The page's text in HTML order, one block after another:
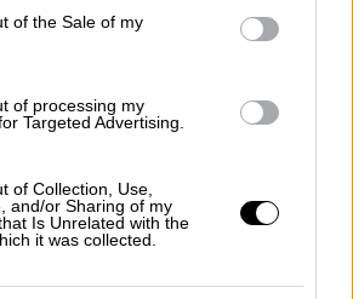
of the Sale of my
of processing my
Targeted Advertising.
of Collection, Use,
and/or Sharing of my
Is Unrelated with the
it was collected.
στιγμή οι πρωταθλητές
θα αποκλειστούν απ' τη
Αντιθέτως, με
η Ελλάδα θα
και η Γεωργία θα
ή άλλως επρόκειτο για
για την Ελλάδα, τώρα
και με τη… βούλα τη